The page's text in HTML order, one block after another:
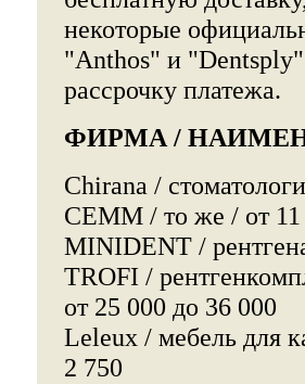
некоторые
"Anthos" и "Dentsply"
рассрочку платежа.
ФИРМА /
Chirana /
СЕММ / то же / от 11
MINIDENT /
TROFI /
от 25 000 до 36 000
Leleux / мебель для
2 750